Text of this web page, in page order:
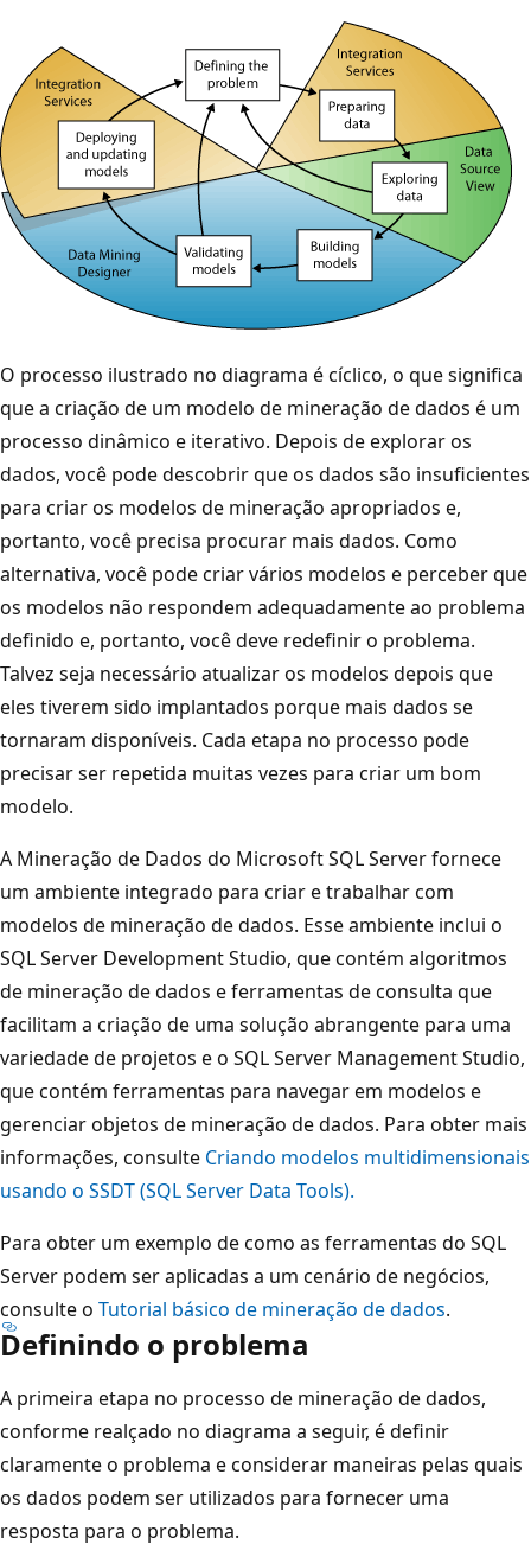
O processo ilustrado no diagrama é cíclico, o que significa
que a criação de um modelo de mineração de dados é um
processo dinâmico e iterativo. Depois de explorar os
dados, você pode descobrir que os dados são insuficientes
para criar os modelos de mineração apropriados e,
portanto, você precisa procurar mais dados. Como
alternativa, você pode criar vários modelos e perceber que
os modelos não respondem adequadamente ao problema
definido e, portanto, você deve redefinir o problema.
Talvez seja necessário atualizar os modelos depois que
eles tiverem sido implantados porque mais dados se
tornaram disponíveis. Cada etapa no processo pode
precisar ser repetida muitas vezes para criar um bom
modelo.
A Mineração de Dados do Microsoft SQL Server fornece
um ambiente integrado para criar e trabalhar com
modelos de mineração de dados. Esse ambiente inclui o
SQL Server Development Studio, que contém algoritmos
de mineração de dados e ferramentas de consulta que
facilitam a criação de uma solução abrangente para uma
variedade de projetos e o SQL Server Management Studio,
que contém ferramentas para navegar em modelos e
gerenciar objetos de mineração de dados. Para obter mais
informações, consulte Criando modelos multidimensionais
usando o SSDT (SQL Server Data Tools).
Para obter um exemplo de como as ferramentas do SQL
Server podem ser aplicadas a um cenário de negócios,
consulte o Tutorial básico de mineração de dados.
Definindo o problema
A primeira etapa no processo de mineração de dados,
conforme realçado no diagrama a seguir, é definir
claramente o problema e considerar maneiras pelas quais
os dados podem ser utilizados para fornecer uma
resposta para o problema.